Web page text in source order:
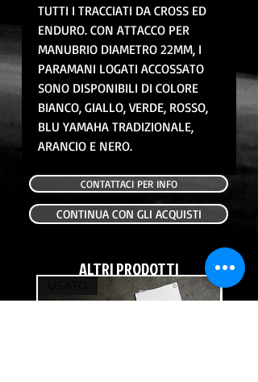
TUTTI I TRACCIATI DA CROSS ED
ENDURO. CON ATTACCO PER
MANUBRIO DIAMETRO 22MM, I
PARAMANI LOGATI ACCOSSATO
SONO DISPONIBILI DI COLORE
BIANCO, GIALLO, VERDE, ROSSO,
BLU YAMAHA TRADIZIONALE,
ARANCIO E NERO.
CONTATTACI PER INFO
CONTINUA CON GLI ACQUISTI
ALTRI PRODOTTI